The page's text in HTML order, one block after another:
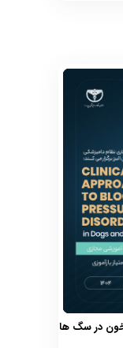
خون در سگ ها